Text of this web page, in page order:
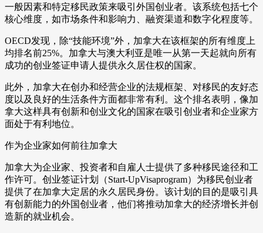
一般因素和特定移民政策来吸引外国创业者。该系统包括七个
核心维度，如市场条件和影响力、融资渠道和数字化程度等。
OECD发现，除“技能环境”外，加拿大在该框架的所有维度上
均排名前25%。加拿大与澳大利亚是唯一从第一天起就向所有
成功的创业签证申请人提供永久居住权的国家。
此外，加拿大在创办和经营企业的法规框架、对移民的友好态
度以及良好的生活条件方面都非常有利。这个排名表明，像加
拿大这样具有创新和创业文化的国家在吸引创业者和企业家方
面处于有利地位。
作为企业家如何前往加拿大
加拿大为企业家、投资者和自雇人士提供了多种移民途径和工
作许可。创业签证计划（Start-UpVisaprogram）为移民创业者
提供了在加拿大定居的永久居民身份。该计划的目的是吸引具
有创新能力的外国创业者，他们将推动加拿大的经济增长并创
造新的就业机会。